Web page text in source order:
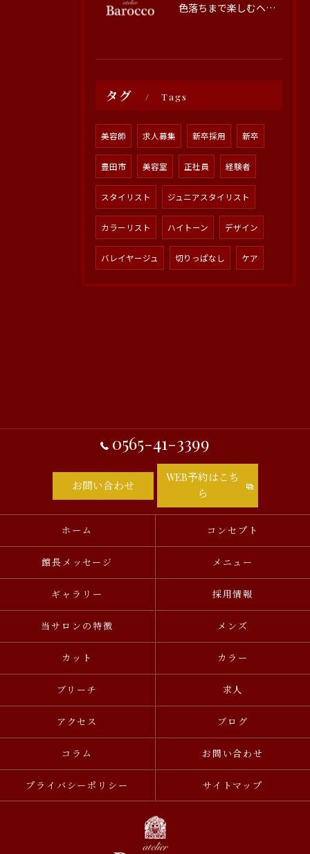
色落ちまで楽しむヘアカラーの秘訣
タグ Tags
美容師 求人募集 新卒採用 新卒
豊田市 美容室 正社員 経験者
スタイリスト ジュニアスタイリスト
カラーリスト ハイトーン デザイン
バレイヤージュ 切りっぱなし ケア
0565-41-3399
お問い合わせ
WEB予約はこち
ら
ホーム コンセプト
館長メッセージ メニュー
ギャラリー 採用情報
当サロンの特徴 メンズ
カット カラー
ブリーチ 求人
アクセス ブログ
コラム お問い合わせ
プライバシーポリシー サイトマップ